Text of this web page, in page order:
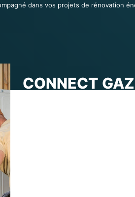
dans vos projets de rénovation
CONNECT GAZ